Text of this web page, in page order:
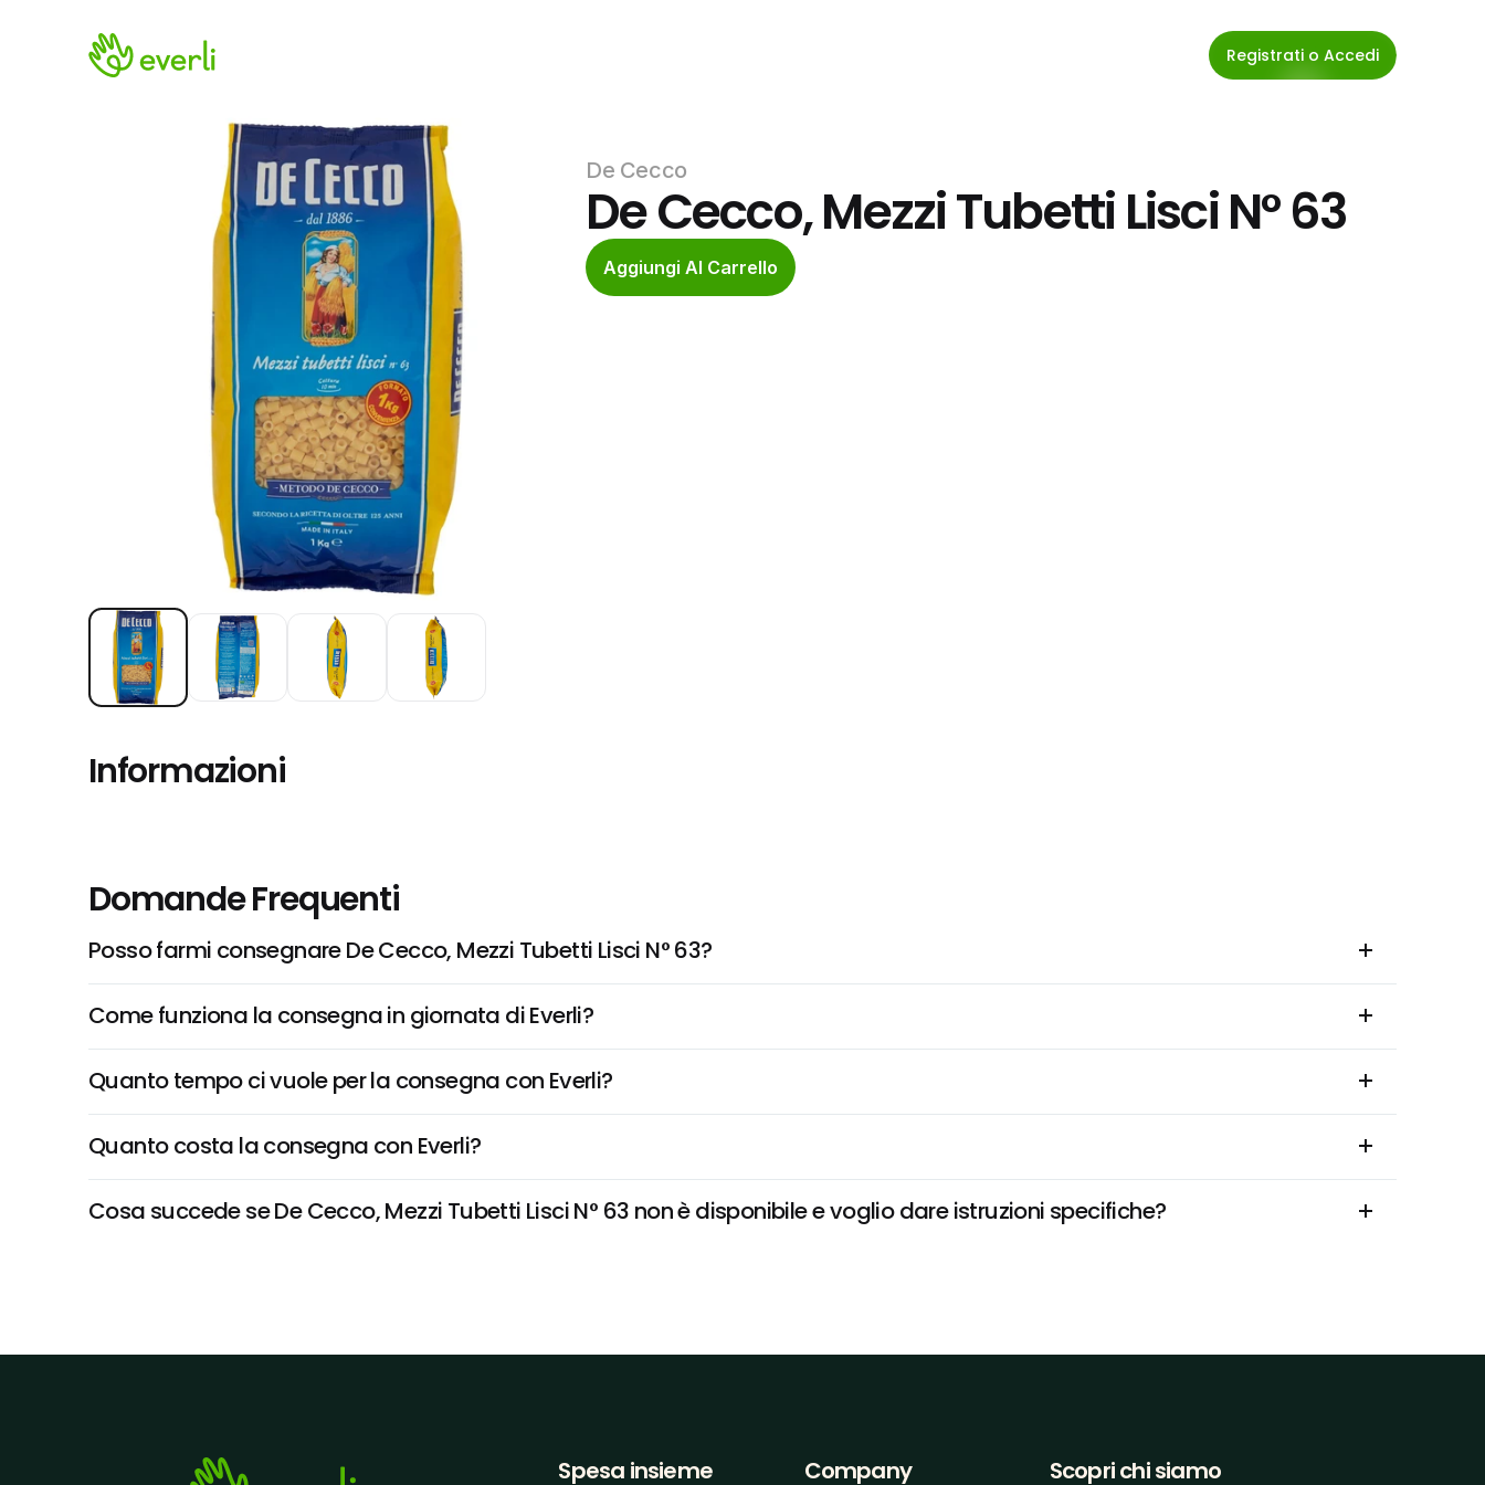
Registrati o Accedi
De Cecco
De Cecco, Mezzi Tubetti Lisci N° 63
Aggiungi Al Carrello
Informazioni
Domande Frequenti
Posso farmi consegnare De Cecco, Mezzi Tubetti Lisci N° 63?
Come funziona la consegna in giornata di Everli?
Quanto tempo ci vuole per la consegna con Everli?
Quanto costa la consegna con Everli?
Cosa succede se De Cecco, Mezzi Tubetti Lisci N° 63 non è disponibile e voglio dare istruzioni specifiche?
Spesa insieme Company Scopri chi siamo